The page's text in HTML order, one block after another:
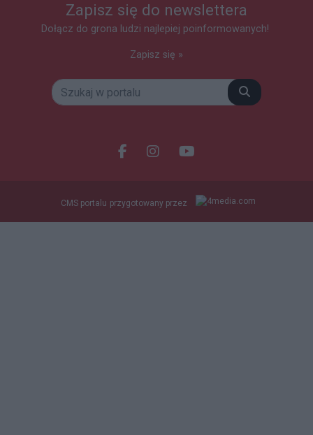
Zapisz się do newslettera
Dołącz do grona ludzi najlepiej poinformowanych!
Zapisz się »
Szukaj
Facebook.com
Instagram.com
Youtube.com
CMS portalu przygotowany przez